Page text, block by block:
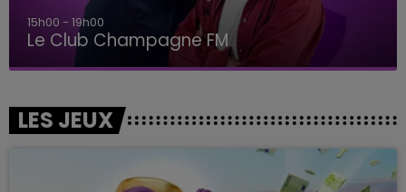
15h00 - 19h00
Le Club Champagne FM
LES JEUX